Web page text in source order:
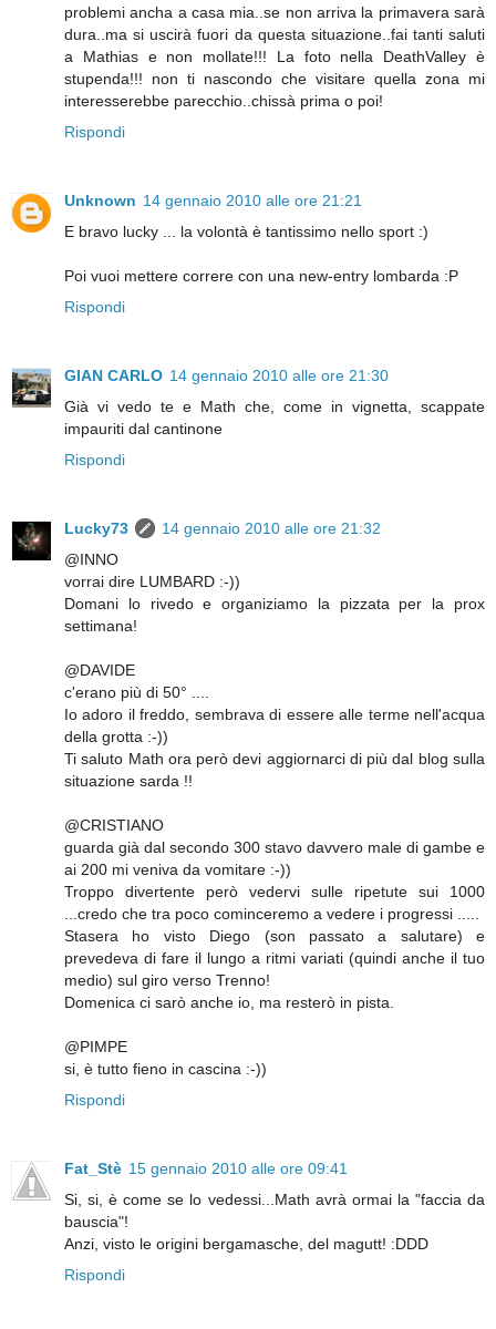
problemi ancha a casa mia..se non arriva la primavera sarà
dura..ma si uscirà fuori da questa situazione..fai tanti saluti
a Mathias e non mollate!!! La foto nella DeathValley è
stupenda!!! non ti nascondo che visitare quella zona mi
interesserebbe parecchio..chissà prima o poi!
Rispondi
Unknown 14 gennaio 2010 alle ore 21:21
E bravo lucky ... la volontà è tantissimo nello sport :)
Poi vuoi mettere correre con una new-entry lombarda :P
Rispondi
GIAN CARLO 14 gennaio 2010 alle ore 21:30
Già vi vedo te e Math che, come in vignetta, scappate
impauriti dal cantinone
Rispondi
Lucky73
14 gennaio 2010 alle ore 21:32
@INNO
vorrai dire LUMBARD :-))
Domani lo rivedo e organiziamo la pizzata per la prox
settimana!
@DAVIDE
c'erano più di 50° ....
Io adoro il freddo, sembrava di essere alle terme nell'acqua
della grotta :-))
Ti saluto Math ora però devi aggiornarci di più dal blog sulla
situazione sarda !!
@CRISTIANO
guarda già dal secondo 300 stavo davvero male di gambe e
ai 200 mi veniva da vomitare :-))
Troppo divertente però vedervi sulle ripetute sui 1000
...credo che tra poco cominceremo a vedere i progressi .....
Stasera ho visto Diego (son passato a salutare) e
prevedeva di fare il lungo a ritmi variati (quindi anche il tuo
medio) sul giro verso Trenno!
Domenica ci sarò anche io, ma resterò in pista.
@PIMPE
si, è tutto fieno in cascina :-))
Rispondi
Fat_Stè 15 gennaio 2010 alle ore 09:41
Si, si, è come se lo vedessi...Math avrà ormai la "faccia da
bauscia"!
Anzi, visto le origini bergamasche, del magutt! :DDD
Rispondi